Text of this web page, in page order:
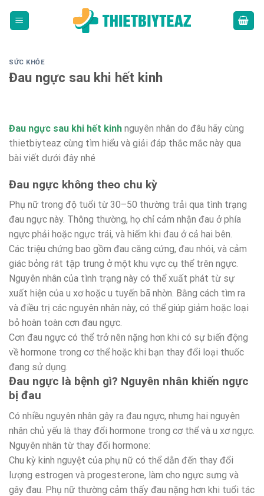
SỨC KHỎE
Đau ngực sau khi hết kinh
Đau ngực sau khi hết kinh nguyên nhân do đâu hãy cùng
thietbiyteaz cùng tìm hiểu và giải đáp thắc mắc này qua
bài viết dưới đây nhé
Đau ngực không theo chu kỳ
Phụ nữ trong độ tuổi từ 30–50 thường trải qua tình trạng
đau ngực này. Thông thường, họ chỉ cảm nhận đau ở phía
ngực phải hoặc ngực trái, và hiếm khi đau ở cả hai bên.
Các triệu chứng bao gồm đau căng cứng, đau nhói, và cảm
giác bỏng rát tập trung ở một khu vực cụ thể trên ngực.
Nguyên nhân của tình trạng này có thể xuất phát từ sự
xuất hiện của u xơ hoặc u tuyến bã nhờn. Bằng cách tìm ra
và điều trị các nguyên nhân này, có thể giúp giảm hoặc loại
bỏ hoàn toàn cơn đau ngực.
Cơn đau ngực có thể trở nên nặng hơn khi có sự biến động
về hormone trong cơ thể hoặc khi bạn thay đổi loại thuốc
đang sử dụng.
Đau ngực là bệnh gì? Nguyên nhân khiến ngực
bị đau
Có nhiều nguyên nhân gây ra đau ngực, nhưng hai nguyên
nhân chủ yếu là thay đổi hormone trong cơ thể và u xơ ngực.
Nguyên nhân từ thay đổi hormone:
Chu kỳ kinh nguyệt của phụ nữ có thể dẫn đến thay đổi
lượng estrogen và progesterone, làm cho ngực sưng và
gây đau. Phụ nữ thường cảm thấy đau nặng hơn khi tuổi tác